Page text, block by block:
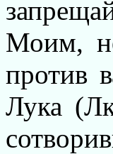
Моим,
против
Лука